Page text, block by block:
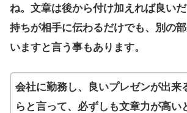
ね。文章は後から付け加えれば良い
持ちが相手に伝わるだけでも、別の
いますと言う事もあります。
会社に勤務し、良いプレゼンが出来
らと言って、必ずしも文章力が高い